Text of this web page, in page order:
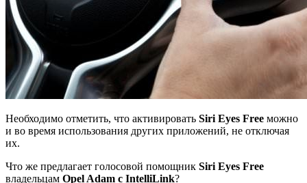
Необходимо отметить, что активировать Siri Eyes Free можно
и во время использования других приложений, не отключая
их.
Что же предлагает голосовой помощник Siri Eyes Free
владельцам Opel Adam с IntelliLink?